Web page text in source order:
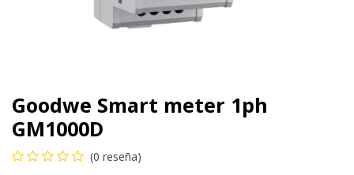
Goodwe Smart meter 1ph
GM1000D
(0 reseña)